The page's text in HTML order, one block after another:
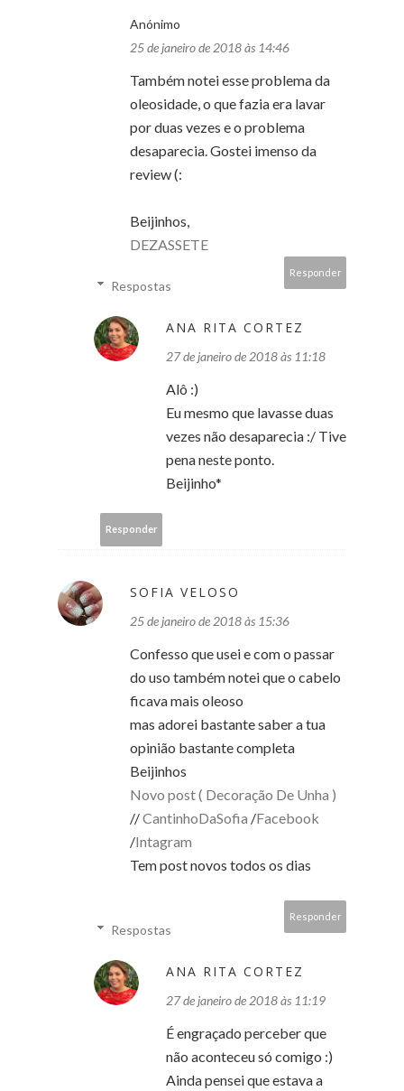
Anónimo
25 de janeiro de 2018 às 14:46
Também notei esse problema da
oleosidade, o que fazia era lavar
por duas vezes e o problema
desaparecia. Gostei imenso da
review (:
Beijinhos,
DEZASSETE
Responder
Respostas
ANA RITA CORTEZ
27 de janeiro de 2018 às 11:18
Alô :)
Eu mesmo que lavasse duas
vezes não desaparecia :/ Tive
pena neste ponto.
Beijinho*
Responder
SOFIA VELOSO
25 de janeiro de 2018 às 15:36
Confesso que usei e com o passar
do uso também notei que o cabelo
ficava mais oleoso
mas adorei bastante saber a tua
opinião bastante completa
Beijinhos
Novo post ( Decoração De Unha )
//CantinhoDaSofia /Facebook
/Intagram
Tem post novos todos os dias
Responder
Respostas
ANA RITA CORTEZ
27 de janeiro de 2018 às 11:19
É engraçado perceber que
não aconteceu só comigo :)
Ainda pensei que estava a